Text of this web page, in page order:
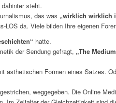
steht.
das was „wirklich wirklich
LOS da. Viele bilden Ihre eigenen
hatte.
der Sendung gefragt, „The
ästhetischen Formen eines Satzes.
weggegeben. Die Online